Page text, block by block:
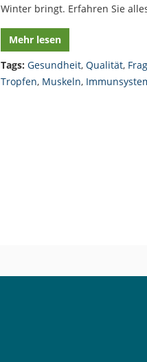
Winter bringt. Erfahren Sie
Mehr lesen
Tags: Gesundheit, Qualität,
Tropfen, Muskeln,